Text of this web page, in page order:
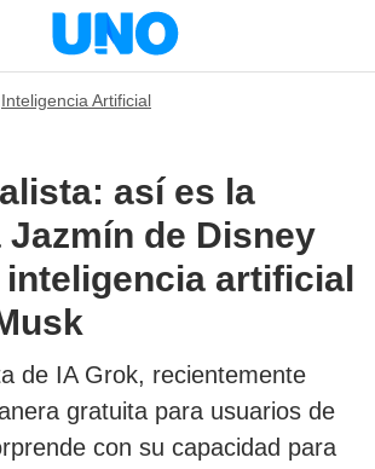
Inteligencia Artificial
así es la
de Disney
inteligencia artificial
de IA Grok, recientemente
gratuita para usuarios de
con su capacidad para